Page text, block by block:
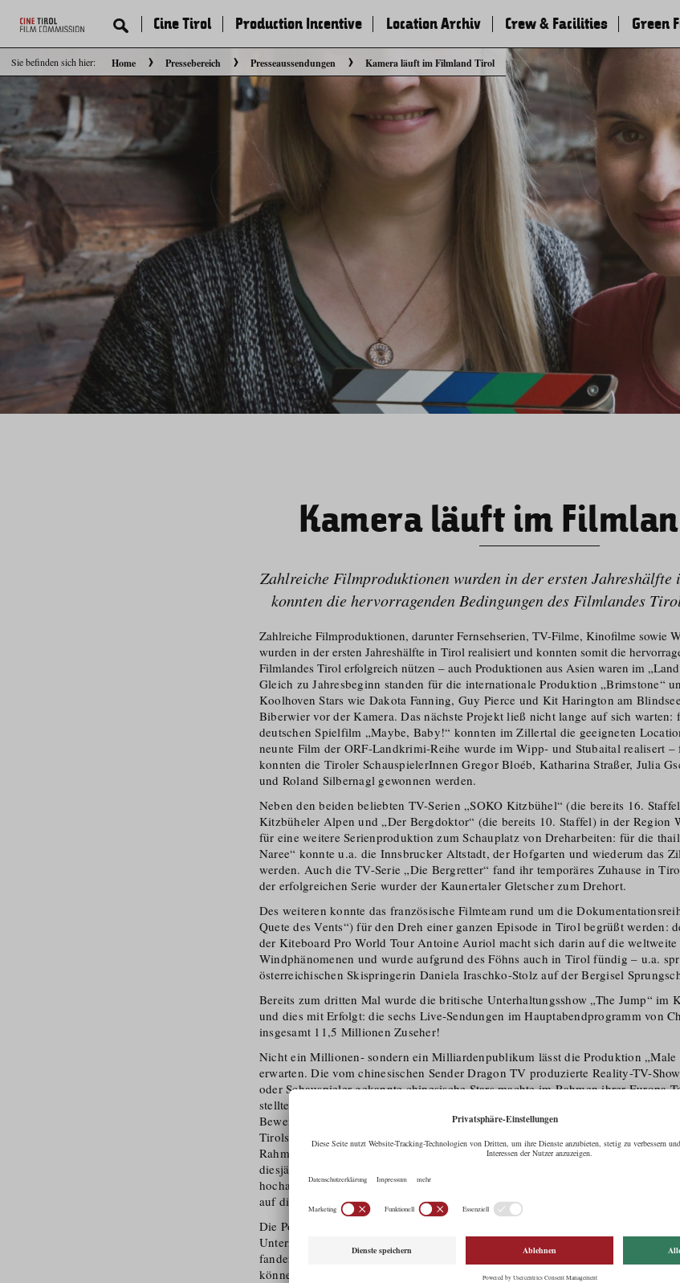
Sie befinden sich hier: Home Pressebereich Presseaussendungen Kamera läuft im Filmland Tirol
Cine Tirol Production Incentive Location Archiv Crew & Facilities Green
Kamera läuft im
Zahlreiche Filmproduktionen wurden in der ersten
konnten die hervorragenden Bedingungen des Filmlandes
Zahlreiche Filmproduktionen, darunter Fernsehserien, TV-Filme, Kinofilme sowie
wurden in der ersten Jahreshälfte in Tirol realisiert und konnten somit die
Filmlandes Tirol erfolgreich nützen – auch Produktionen aus Asien waren im
Gleich zu Jahresbeginn standen für die internationale Produktion „Brimstone“
Koolhoven Stars wie Dakota Fanning, Guy Pierce und Kit Harington am
Biberwier vor der Kamera. Das nächste Projekt ließ nicht lange auf sich warten:
deutschen Spielfilm „Maybe, Baby!“ konnten im Zillertal die geeigneten
neunte Film der ORF-Landkrimi-Reihe wurde im Wipp- und Stubaital realisert –
konnten die Tiroler Schauspie­lerInnen Gregor Bloéb, Katharina Straßer, Julia
und Roland Silbernagl gewonnen werden.
Neben den beiden beliebten TV-Serien „SOKO Kitzbühel“ (die bereits 16.
Kitzbüheler Alpen und „Der Bergdoktor“ (die bereits 10. Staffel) in der Region
für eine weitere Serienproduktion zum Schauplatz von Dreharbeiten: für die
Naree“ konnte u.a. die Innsbrucker Altstadt, der Hofgarten und wiederum das
werden. Auch die TV-Serie „Die Bergretter“ fand ihr temporäres Zuhause in
der erfolgreichen Serie wurder der Kaunertaler Gletscher zum Drehort.
Des weiteren konnte das französische Filmteam rund um die
Quete des Vents“) für den Dreh einer ganzen Episode in Tirol begrüßt werden:
der Kiteboard Pro World Tour Antoine Auriol macht sich darin auf die weltweite
Windphänomenen und wurde aufgrund des Föhns auch in Tirol fündig – u.a.
österrei­chischen Skispringerin Daniela Iraschko-Stolz auf der Bergisel
Bereits zum dritten Mal wurde die britische Unterhal­tungsshow „The Jump“ im
und dies mit Erfolgt: die sechs Live-Sendungen im Hauptabend­programm von
insgesamt 11,5 Millionen Zuseher!
Nicht ein Millionen- sondern ein Milliarden­publikum lässt die Produktion „Male
erwarten. Die vom chinesischen Sender Dragon TV produzierte Reality-TV-
oder Schauspieler gekannte chinesische Stars machte im Rahmen ihrer
stellte in der Area47/Ö​tztal Bahnhof und Innsbruck (u.a. auf der Nordkette) ihr
Beweis. Für Cine Tirol ist China ein erfolgsver­sprechender Hoffnungsmarkt –
Tirols am Shanghai International Film Festival (SIFF) Film Market, konnte das
Rahmen eines chinesichen Filmfestivals vorgestellt werden; neben den über
diesjährige Film Market über 3.500 akkreditierte Besucher. Vor allem durch die
hochalpinen Drehorten, die zentrale Lage in Europ und die filmfreundliche
auf die Dreharbeiten von „James Bond 007 – SPECTRE“ punktete Tirol bei den
Die Positionierung Tirols als Location für Werbefilme und Fotoshootings wurde
Unternehmen wie Samsung, Ralph Lauren, Café Royal, Raika Polen, United
fanden in den Tiroler Regionen die perfekten Locations, um dort ihre Produkte
können.